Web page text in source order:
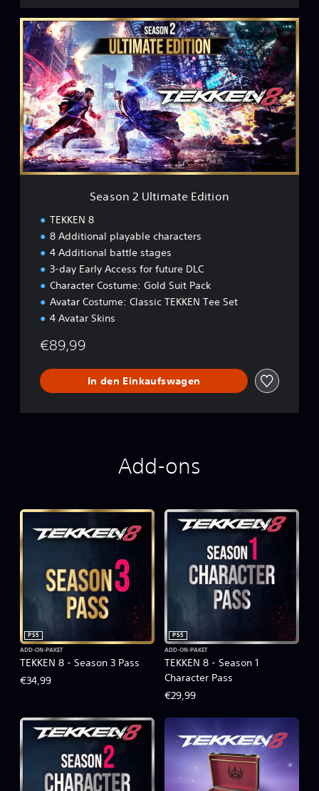
S
e
a
s
o
n
2
U
l
t
i
m
Season 2 Ultimate Edition
TEKKEN 8
8 Additional playable characters
4 Additional battle stages
3-day Early Access for future DLC
Character Costume: Gold Suit Pack
Avatar Costume: Classic TEKKEN Tee Set
4 Avatar Skins
€89,99
In den Einkaufswagen
Add-ons
TEKKEN 8 - Season 3 Pass
PS5
ADD-ON-PAKET
€34,99
TEKKEN 8 - Season 1
Character Pass
PS5
ADD-ON-PAKET
€29,99